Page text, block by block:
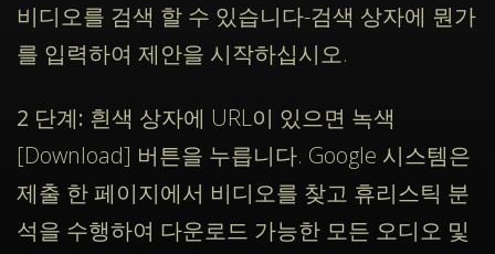
비디오를 검색 할 수 있습니다-검색 상자에 뭔가
를 입력하여 제안을 시작하십시오.
2 단계: 흰색 상자에 URL이 있으면 녹색
[Download] 버튼을 누릅니다. Google 시스템은
제출 한 페이지에서 비디오를 찾고 휴리스틱 분
석을 수행하여 다운로드 가능한 모든 오디오 및